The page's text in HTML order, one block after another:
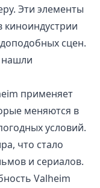
Эти элементы
киноиндустрии
сцен.
нашли
применяет
меняются в
условий.
что стало
и сериалов.
Valheim